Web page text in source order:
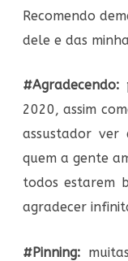
Recomendo
dele e das
#Agradecendo:
2020, assim
assustador ver
quem a gente
todos estarem
agradecer
#Pinning:muitas